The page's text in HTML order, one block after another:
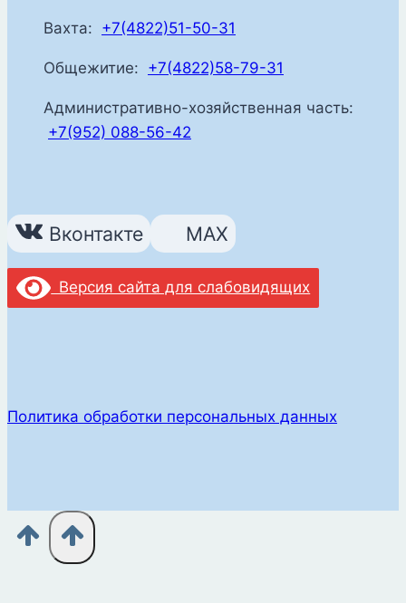
Вахта: +7(4822)51-50-31
Общежитие: +7(4822)58-79-31
Административно-хозяйственная часть:
+7(952) 088-56-42
Вконтакте MAX
Версия сайта для слабовидящих
Политика обработки персональных данных